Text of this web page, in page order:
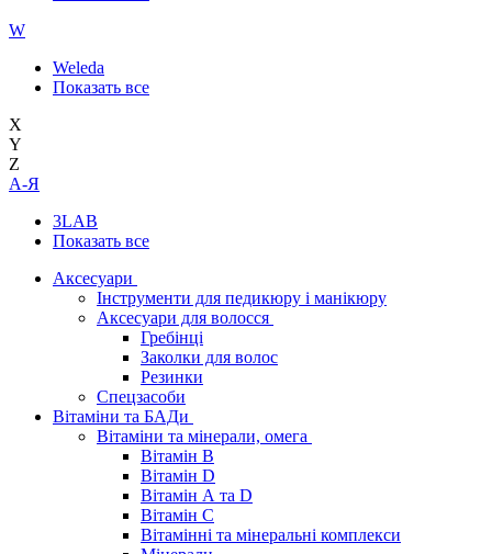
W
Weleda
Показать все
X
Y
Z
А-Я
3LAB
Показать все
Аксесуари
Інструменти для педикюру і манікюру
Аксесуари для волосся
Гребінці
Заколки для волос
Резинки
Спецзасоби
Вітаміни та БАДи
Вітаміни та мінерали, омега
Вітамін B
Вітамін D
Вітамін А та D
Вітамін С
Вітамінні та мінеральні комплекси